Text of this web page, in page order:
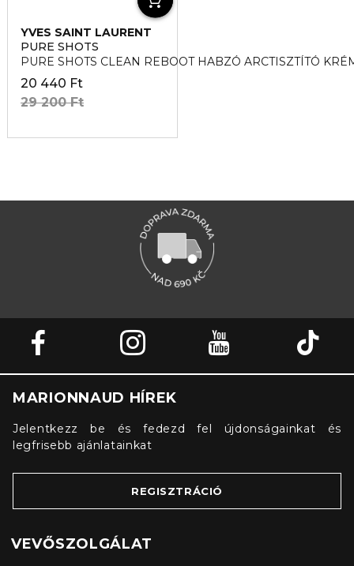
YVES SAINT LAURENT
PURE SHOTS
PURE SHOTS CLEAN REBOOT HABZÓ ARCTISZTÍTÓ
20 440 Ft
29 200 Ft
MARIONNAUD HÍREK
Jelentkezz be és fedezd fel újdonságainkat és
legfrisebb ajánlatainkat
REGISZTRÁCIÓ
VEVŐSZOLGÁLAT